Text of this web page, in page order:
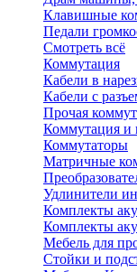
Клавишные
Педали
Смотреть всё
Коммутация
Кабели в
Кабели с
Прочая
Коммутация и
Коммутаторы
Матричные
Удлинители
Комплекты
Комплекты
Мебель для
Стойки и